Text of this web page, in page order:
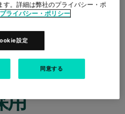
は、COLT
を
合ソリュー
用
す。詳細は弊社のプライバシー・ポ
プライバシー・ポリシー
設定
同意する